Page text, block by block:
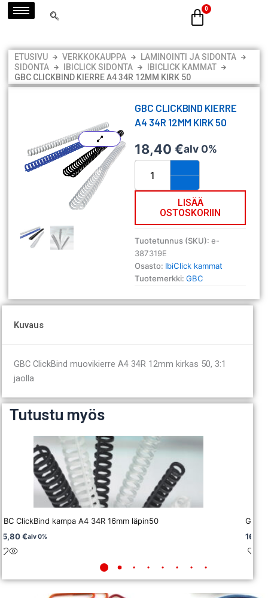
Siirry
sisältöön
ETUSIVU VERKKOKAUPPA
LAMINOINTI JA SIDONTA
SIDONTA
IBICLICK SIDONTA
IBICLICK KAMMAT
GBC CLICKBIND KIERRE A4 34R 12MM KIRK 50
GBC CLICKBIND KIERRE
A4 34R 12MM KIRK 50
18,40€alv 0%
GBC
ClickBind
kierre
12mm
kirk
50
määrä
LISÄÄ
OSTOSKORIIN
Tuotetunnus (SKU):e-
387319E
Osasto: IbiClick kammat
Tuotemerkki:GBC
Kuvaus
GBC ClickBind muovikierre A4 34R 12mm kirkas 50, 3:1
jaolla
Tutustu myös
ClickBind kampa A4 34R 16mm läpin50
€alv 0%
GBC
16,50